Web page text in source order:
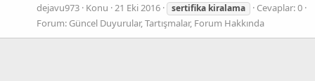
dejavu973 Konu 21 Eki 2016 sertifika kiralama
Cevaplar: 0
Forum: Güncel Duyurular, Tartışmalar, Forum Hakkında